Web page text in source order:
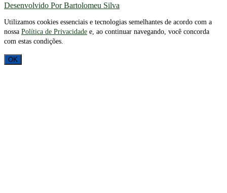
Desenvolvido Por Bartolomeu Silva
Utilizamos cookies essenciais e tecnologias semelhantes de acordo com a
nossa Política de Privacidade e, ao continuar navegando, você concorda
com estas condições.
OK